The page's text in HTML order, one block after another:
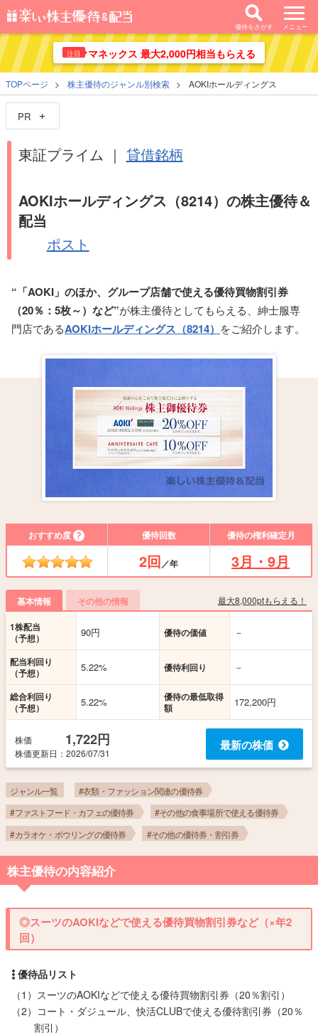
優待をさがす メニュー
注目 マネックス 最大2,000円相当もらえる
TOPページ 株主優待のジャンル別検索 AOKIホールディングス
PR
東証プライム ｜ 貸借銘柄
AOKIホールディングス（8214）の株主優待＆
配当
ポスト
“「AOKI」のほか、グループ店舗で使える優待買物割引券
（20％：5枚～）など”が株主優待としてもらえる、紳士服専
門店であるAOKIホールディングス（8214） をご紹介します。
おすすめ度 優待回数 優待の権利確定月
2回／年 3月・9月
基本情報 その他の情報 最大8,000ptもらえる！
1株配当
（予想）
90円 優待の価値 －
配当利回り
（予想）
5.22% 優待利回り －
総合利回り
（予想）
5.22%
優待の最低取得
額
172,200円
株価 1,722円
株価更新日 ：2026/07/31
最新の株価
ジャンル一覧
#衣類・ファッション関連の優待券
#ファストフード・カフェの優待券
#その他の食事場所で使える優待券
#カラオケ・ボウリングの優待券
#その他の優待券・割引券
株主優待の内容紹介
◎スーツのAOKIなどで使える優待買物割引券など（×年2
回）
（1）スーツのAOKIなどで使える優待買物割引券（20％割引）
（2）コート・ダジュール、快活CLUBで使える優待割引券（20％
割引）